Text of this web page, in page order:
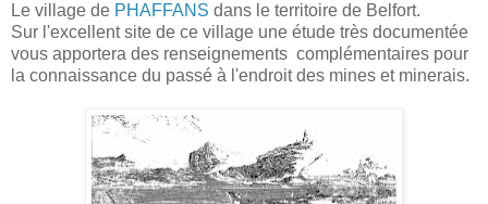
Le village de PHAFFANS dans le territoire de Belfort.
Sur l'excellent site de ce village une étude très documentée
vous apportera des renseignements complémentaires pour
la connaissance du passé à l'endroit des mines et minerais.